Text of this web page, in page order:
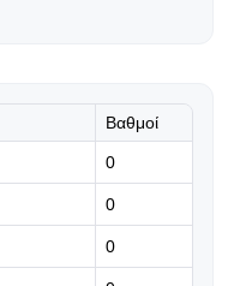
για το
με Μαρτινέλι
Βαθμοί
0
0
0